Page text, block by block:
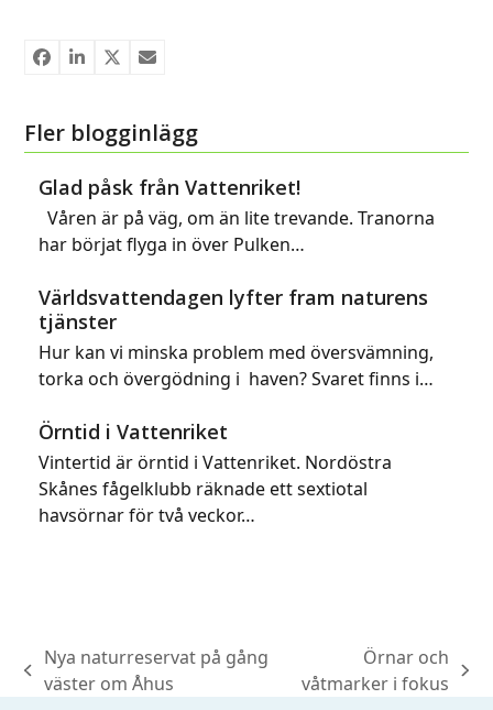
Fler blogginlägg
Glad påsk från Vattenriket!
Våren är på väg, om än lite trevande. Tranorna
har börjat flyga in över Pulken…
Världsvattendagen lyfter fram naturens
tjänster
Hur kan vi minska problem med översvämning,
torka och övergödning i haven? Svaret finns i…
Örntid i Vattenriket
Vintertid är örntid i Vattenriket. Nordöstra
Skånes fågelklubb räknade ett sextiotal
havsörnar för två veckor…
previous
Nya naturreservat på gång
väster om Åhus
next
Örnar och
våtmarker i fokus